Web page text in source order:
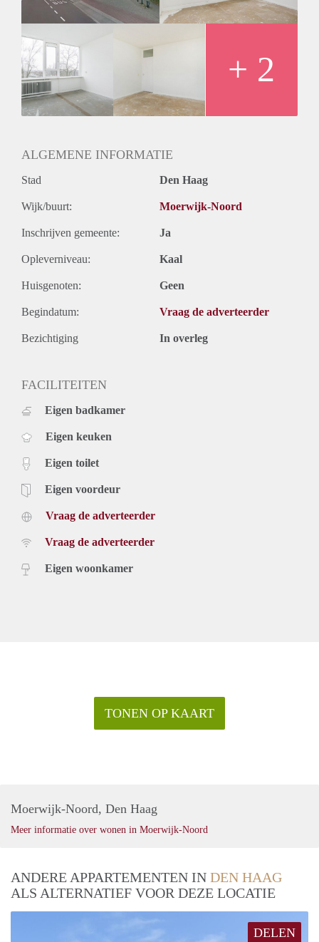
+ 2
ALGEMENE INFORMATIE
Stad Den Haag
Wijk/buurt: Moerwijk-Noord
Inschrijven gemeente: Ja
Opleverniveau: Kaal
Huisgenoten: Geen
Begindatum: Vraag de adverteerder
Bezichtiging In overleg
FACILITEITEN
Eigen badkamer
Eigen keuken
Eigen toilet
Eigen voordeur
Vraag de adverteerder
Vraag de adverteerder
Eigen woonkamer
TONEN OP KAART
Moerwijk-Noord, Den Haag
Meer informatie over wonen in Moerwijk-Noord
ANDERE APPARTEMENTEN IN DEN HAAG
ALS ALTERNATIEF VOOR DEZE LOCATIE
DELEN